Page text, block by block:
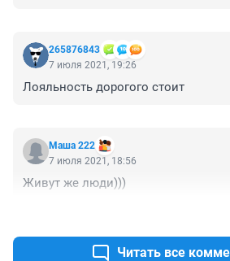
из басен Крылова И.А.
265876843
7 июля 2021, 19:26
Лояльность дорогого стоит
Маша 222
7 июля 2021, 18:56
Живут же люди)))
Читать все